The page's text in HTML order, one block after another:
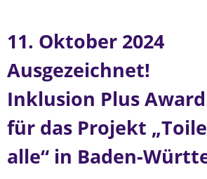
11. Oktober 2024
Ausgezeichnet!
Inklusion Plus Award
für das Projekt
alle“ in Baden-